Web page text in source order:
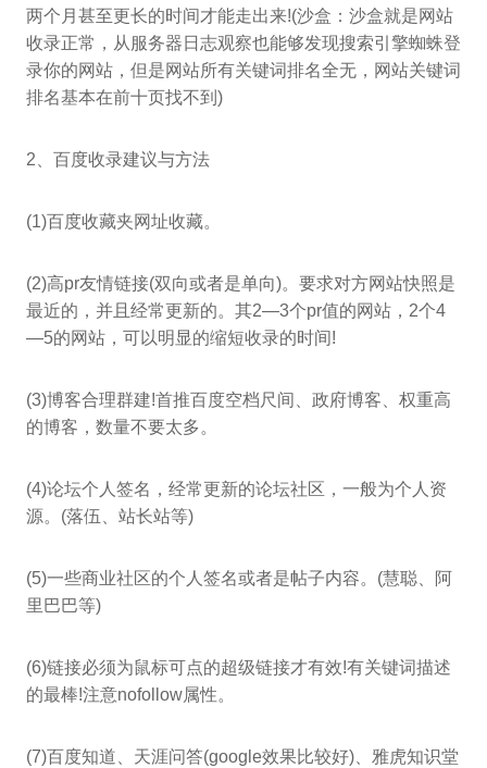
两个月甚至更长的时间才能走出来!(沙盒：沙盒就是网站
收录正常，从服务器日志观察也能够发现搜索引擎蜘蛛登
录你的网站，但是网站所有关键词排名全无，网站关键词
排名基本在前十页找不到)
2、百度收录建议与方法
(1)百度收藏夹网址收藏。
(2)高pr友情链接(双向或者是单向)。要求对方网站快照是
最近的，并且经常更新的。其2—3个pr值的网站，2个4
—5的网站，可以明显的缩短收录的时间!
(3)博客合理群建!首推百度空档尺间、政府博客、权重高
的博客，数量不要太多。
(4)论坛个人签名，经常更新的论坛社区，一般为个人资
源。(落伍、站长站等)
(5)一些商业社区的个人签名或者是帖子内容。(慧聪、阿
里巴巴等)
(6)链接必须为鼠标可点的超级链接才有效!有关键词描述
的最棒!注意nofollow属性。
(7)百度知道、天涯问答(google效果比较好)、雅虎知识堂